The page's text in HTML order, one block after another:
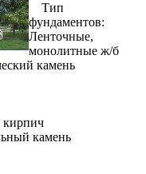
Тип
фундаментов:
Ленточные,
монолитные ж/б
камень
камень